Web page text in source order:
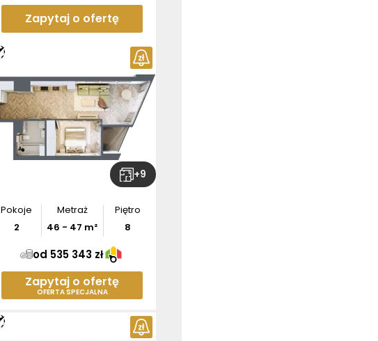
Zapytaj o ofertę
Sprawdź wymiary
apartamentu
Pobierz rzut
+9
Pokoje
2
Metraż
46 - 47 m²
Piętro
8
od 535 343 zł
Zapytaj o ofertę
OFERTA SPECJALNA